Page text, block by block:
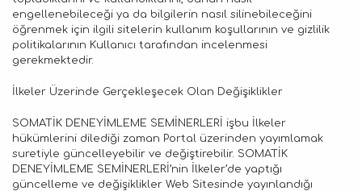
engellenebileceği ya da bilgilerin nasıl silinebileceğini
öğrenmek için ilgili sitelerin kullanım koşullarının ve gizlilik
politikalarının Kullanıcı tarafından incelenmesi
gerekmektedir.
İlkeler Üzerinde Gerçekleşecek Olan Değişiklikler
SOMATİK DENEYİMLEME SEMİNERLERİ işbu İlkeler
hükümlerini dilediği zaman Portal üzerinden yayımlamak
suretiyle güncelleyebilir ve değiştirebilir. SOMATİK
DENEYİMLEME SEMİNERLERİ’nin İlkeler’de yaptığı
güncelleme ve değişiklikler Web Sitesinde yayınlandığı